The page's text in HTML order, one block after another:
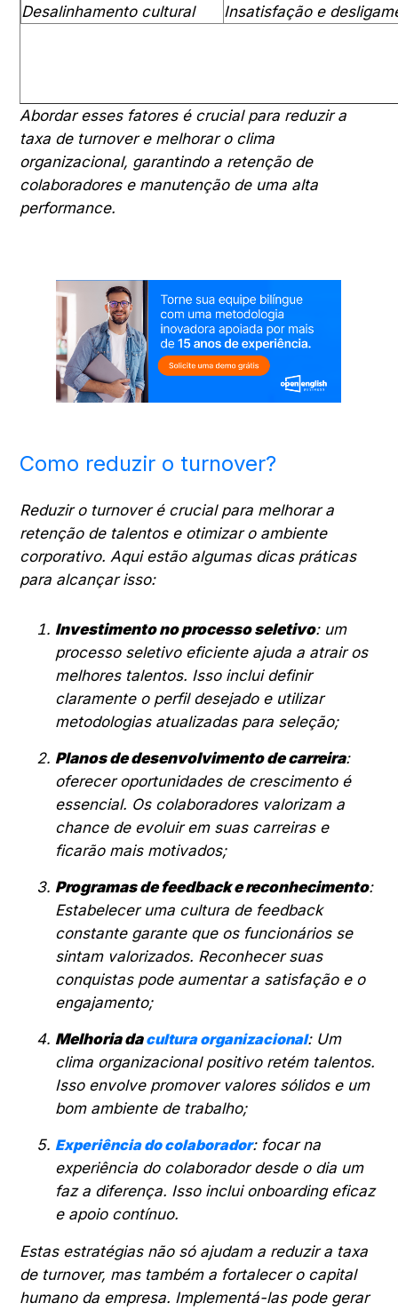
Desalinhamento cultural Insatisfação e
Abordar esses fatores é crucial para reduzir a
taxa de turnover e melhorar o clima
organizacional, garantindo a retenção de
colaboradores e manutenção de uma alta
performance.
Como reduzir o turnover?
Reduzir o turnover é crucial para melhorar a
retenção de talentos e otimizar o ambiente
corporativo. Aqui estão algumas dicas práticas
para alcançar isso:
Investimento no processo seletivo: um
processo seletivo eficiente ajuda a atrair os
melhores talentos. Isso inclui definir
claramente o perfil desejado e utilizar
metodologias atualizadas para seleção;
Planos de desenvolvimento de carreira:
oferecer oportunidades de crescimento é
essencial. Os colaboradores valorizam a
chance de evoluir em suas carreiras e
ficarão mais motivados;
Programas de feedback e reconhecimento:
Estabelecer uma cultura de feedback
constante garante que os funcionários se
sintam valorizados. Reconhecer suas
conquistas pode aumentar a satisfação e o
engajamento;
Melhoria dacultura organizacional: Um
clima organizacional positivo retém talentos.
Isso envolve promover valores sólidos e um
bom ambiente de trabalho;
Experiência do colaborador: focar na
experiência do colaborador desde o dia um
faz a diferença. Isso inclui onboarding eficaz
e apoio contínuo.
Estas estratégias não só ajudam a reduzir a taxa
de turnover, mas também a fortalecer o capital
humano da empresa. Implementá-las pode gerar